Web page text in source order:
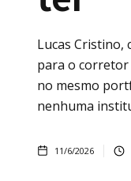
Lucas Cristino,
para o
no mesmo
nenhuma
11/6/2026